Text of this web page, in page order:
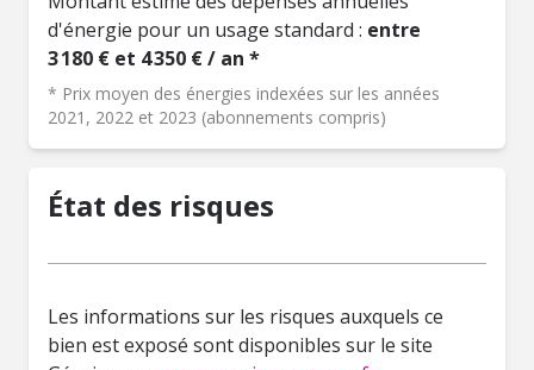
d'énergie pour un usage standard : entre
3 180 € et 4 350 € / an *
* Prix moyen des énergies indexées sur les années
2021, 2022 et 2023 (abonnements compris)
État des risques
Les informations sur les risques auxquels ce
bien est exposé sont disponibles sur le site